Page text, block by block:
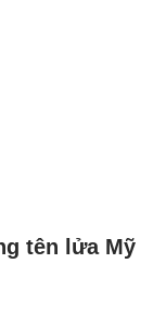
tên lửa Mỹ